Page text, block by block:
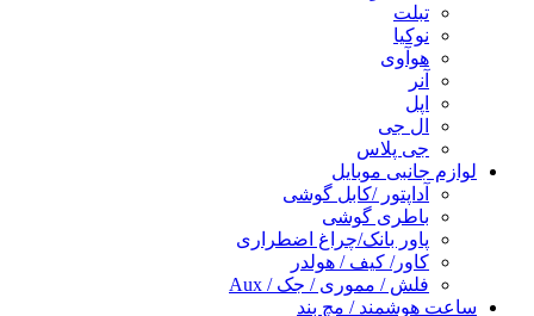
تبلت
نوکیا
هوآوی
آنر
اپل
ال جی
جی پلاس
لوازم جانبی موبایل
آداپتور /کابل گوشی
باطری گوشی
پاور بانک/چراغ اضطراری
کاور/ کیف / هولدر
فلش / مموری / جک / Aux
ساعت هوشمند / مچ بند